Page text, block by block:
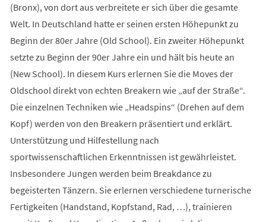
(Bronx), von dort aus verbreitete er sich über die gesamte
Welt. In Deutschland hatte er seinen ersten Höhepunkt zu
Beginn der 80er Jahre (Old School). Ein zweiter Höhepunkt
setzte zu Beginn der 90er Jahre ein und hält bis heute an
(New School). In diesem Kurs erlernen Sie die Moves der
Oldschool direkt von echten Breakern wie „auf der Straße“.
Die einzelnen Techniken wie „Headspins“ (Drehen auf dem
Kopf) werden von den Breakern präsentiert und erklärt.
Unterstützung und Hilfestellung nach
sportwissenschaftlichen Erkenntnissen ist gewährleistet.
Insbesondere Jungen werden beim Breakdance zu
begeisterten Tänzern. Sie erlernen verschiedene turnerische
Fertigkeiten (Handstand, Kopfstand, Rad, …), trainieren